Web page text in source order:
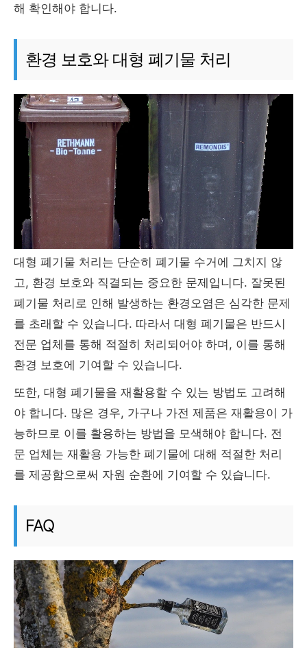
해 확인해야 합니다.
환경 보호와 대형 폐기물 처리
대형 폐기물 처리는 단순히 폐기물 수거에 그치지 않
고, 환경 보호와 직결되는 중요한 문제입니다. 잘못된
폐기물 처리로 인해 발생하는 환경오염은 심각한 문제
를 초래할 수 있습니다. 따라서 대형 폐기물은 반드시
전문 업체를 통해 적절히 처리되어야 하며, 이를 통해
환경 보호에 기여할 수 있습니다.
또한, 대형 폐기물을 재활용할 수 있는 방법도 고려해
야 합니다. 많은 경우, 가구나 가전 제품은 재활용이 가
능하므로 이를 활용하는 방법을 모색해야 합니다. 전
문 업체는 재활용 가능한 폐기물에 대해 적절한 처리
를 제공함으로써 자원 순환에 기여할 수 있습니다.
FAQ